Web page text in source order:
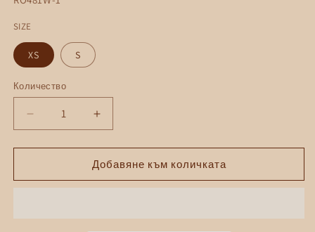
SIZE
XS S
Количество
Количество
Намаляване
на
количеството
Бяла
черна
Увеличаване
на
количеството
за
Бяла
черна
Добавяне към количката